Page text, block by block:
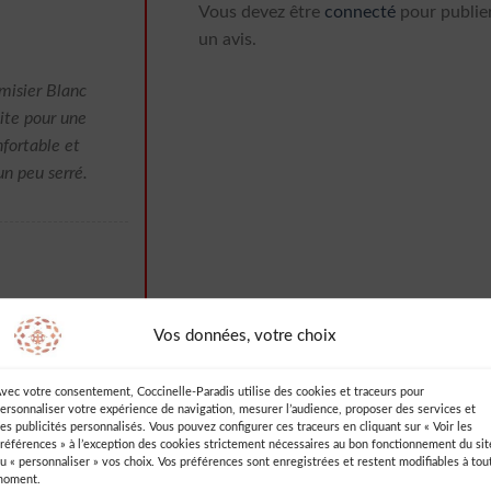
Vos données, votre choix
votre consentement, Coccinelle-Paradis utilise des cookies et traceurs pour
votre expérience de navigation, mesurer l’audience, proposer des services et
publicités personnalisés. Vous pouvez configurer ces traceurs en cliquant sur « Voir les
» à l’exception des cookies strictement nécessaires au bon fonctionnement du
« personnaliser » vos choix. Vos préférences sont enregistrées et restent modifiables à
Blanc
pour une
et
peu serré.
dentelle
parfaite
Vous devez être connectépour
un avis.